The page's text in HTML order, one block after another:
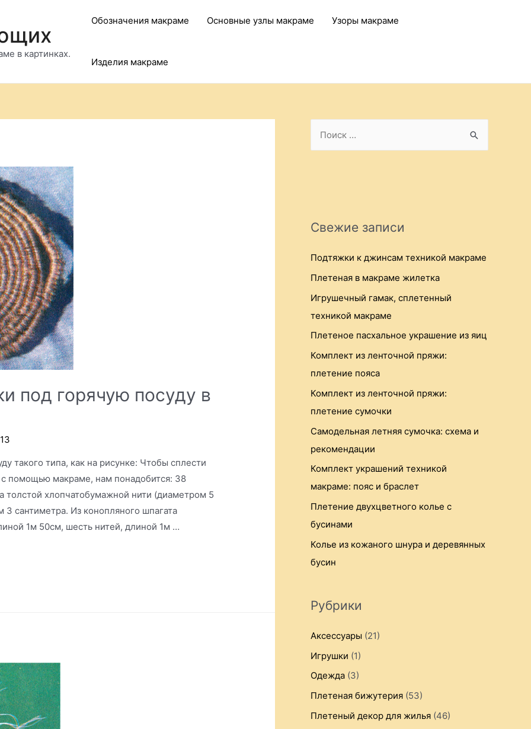
в картинках.
Обозначения макраме Основные узлы макраме Узоры макраме
Изделия макраме
под горячую посуду в
такого типа, как на рисунке: Чтобы сплести
с помощью макраме, нам понадобится: 38
толстой хлопчатобумажной нити (диаметром 5
сантиметра. Из конопляного шпагата
1м 50см, шесть нитей, длиной 1м …
f
o
Свежие записи
Подтяжки к джинсам техникой макраме
Плетеная в макраме жилетка
Игрушечный гамак, сплетенный
техникой макраме
Плетеное пасхальное украшение из яиц
Комплект из ленточной пряжи:
плетение пояса
Комплект из ленточной пряжи:
плетение сумочки
Самодельная летняя сумочка: схема и
рекомендации
Комплект украшений техникой
макраме: пояс и браслет
Плетение двухцветного колье с
бусинами
Колье из кожаного шнура и деревянных
бусин
Рубрики
Аксессуары (21)
Игрушки (1)
Одежда (3)
Плетеная бижутерия (53)
Плетеный декор для жилья (46)